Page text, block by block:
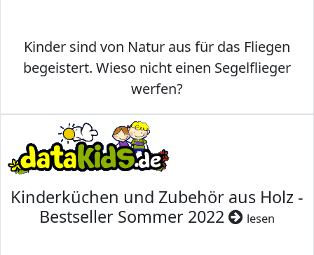
Kinder sind von Natur aus für das Fliegen
begeistert. Wieso nicht einen Segelflieger
werfen?
Kinderküchen und Zubehör aus Holz -
Bestseller Sommer 2022
lesen